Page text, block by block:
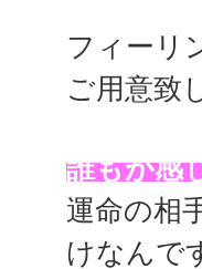
フィーリ
ご用意致
誰もが感
運命の相
けなんで